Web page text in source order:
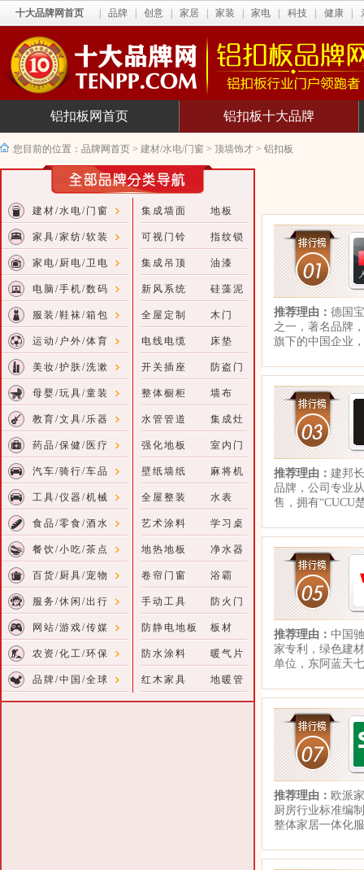
十大品牌网首页 品牌 创意 家居 家装 家电 科技 健康
铝扣板网首页 铝扣板十大品牌
您目前的位置： 品牌网首页 > 建材/水电/门窗 > 顶墙饰才 > 铝扣板
建材/水电/门窗
家具/家纺/软装
家电/厨电/卫电
电脑/手机/数码
服装/鞋袜/箱包
运动/户外/体育
美妆/护肤/洗漱
母婴/玩具/童装
教育/文具/乐器
药品/保健/医疗
汽车/骑行/车品
工具/仪器/机械
食品/零食/酒水
餐饮/小吃/茶点
百货/厨具/宠物
服务/休闲/出行
网站/游戏/传媒
农资/化工/环保
品牌/中国/全球
集成墙面 地板
可视门铃 指纹锁
集成吊顶 油漆
新风系统 硅藻泥
全屋定制 木门
电线电缆 床垫
开关插座 防盗门
整体橱柜 墙布
水管管道 集成灶
强化地板 室内门
壁纸墙纸 麻将机
全屋整装 水表
艺术涂料 学习桌
地热地板 净水器
卷帘门窗 浴霸
手动工具 防火门
防静电地板 板材
防水涂料 暖气片
红木家具 地暖管
推荐理由： 德国
之一，著名品牌
旗下的中国企业
推荐理由： 建邦
品牌，公司专业
售，拥有“CUCU
推荐理由： 中国
家专利，绿色建
单位，东阿蓝天
推荐理由： 欧派
厨房行业标准编
整体家居一体化